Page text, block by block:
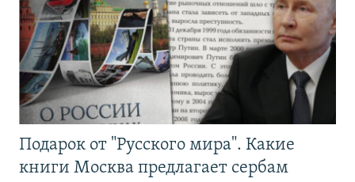
Подарок от "Русского мира". Какие
книги Москва предлагает сербам